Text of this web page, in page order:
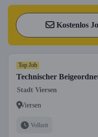
Kostenlos
Top Job
Technischer
Stadt Viersen
Viersen
Vollzeit